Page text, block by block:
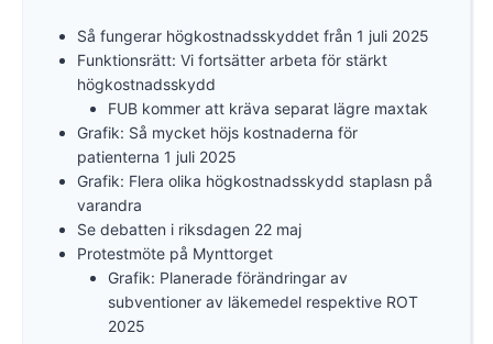
Så fungerar högkostnadsskyddet från 1 juli 2025
Funktionsrätt: Vi fortsätter arbeta för stärkt
högkostnadsskydd
FUB kommer att kräva separat lägre maxtak
Grafik: Så mycket höjs kostnaderna för
patienterna 1 juli 2025
Grafik: Flera olika högkostnadsskydd staplasn på
varandra
Se debatten i riksdagen 22 maj
Protestmöte på Mynttorget
Grafik: Planerade förändringar av
subventioner av läkemedel respektive ROT
2025